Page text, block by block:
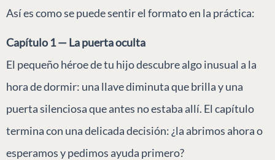
Así es como se puede sentir el formato en la práctica:
Capítulo 1 — La puerta oculta
El pequeño héroe de tu hijo descubre algo inusual a la
hora de dormir: una llave diminuta que brilla y una
puerta silenciosa que antes no estaba allí. El capítulo
termina con una delicada decisión: ¿la abrimos ahora o
esperamos y pedimos ayuda primero?